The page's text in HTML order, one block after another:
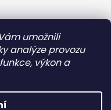
umožnili
analýze provozu
výkon a